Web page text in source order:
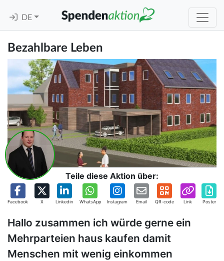
DE
Bezahlbare Leben
Teile diese Aktion über:
Facebook X Linkedin WhatsApp Instagram Email QR-code Link Poster
Hallo zusammen ich würde gerne ein
Mehrparteien haus kaufen damit
Menschen mit wenig einkommen